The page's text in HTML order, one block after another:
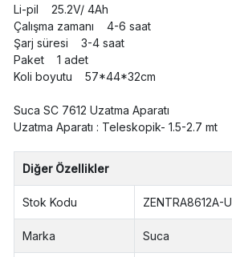
Li-pil 25.2V/ 4Ah
Çalışma zamanı 4-6 saat
Şarj süresi 3-4 saat
Paket 1 adet
Koli boyutu 57*44*32cm
Suca SC 7612 Uzatma Aparatı
Uzatma Aparatı : Teleskopik- 1.5-2.7 mt
Diğer Özellikler
Stok Kodu ZENTRA8612A-U
Marka Suca